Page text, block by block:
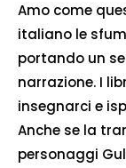
Amo come
italiano le
portando un
narrazione. I
insegnarci e
Anche se la
personaggi